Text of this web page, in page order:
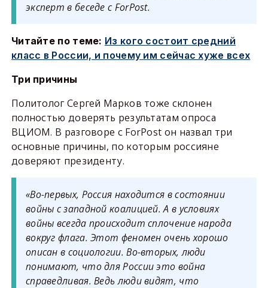
эксперт в беседе сForPost.
Читайте по теме: Из кого состоит средний
класс в России, и почему им сейчас хуже всех
Три причины
Политолог Сергей Марков тоже склонен
полностью доверять результатам опроса
ВЦИОМ. В разговоре с ForPost он назвал три
основные причины, по которым россияне
доверяют президенту.
«Во-первых, Россия находится в состоянии
войны с западной коалицией. А в условиях
войны всегда происходит сплочение народа
вокруг флага. Этот феномен очень хорошо
описан в социологии. Во-вторых, люди
понимают, что для России это война
справедливая. Ведь люди видят, что